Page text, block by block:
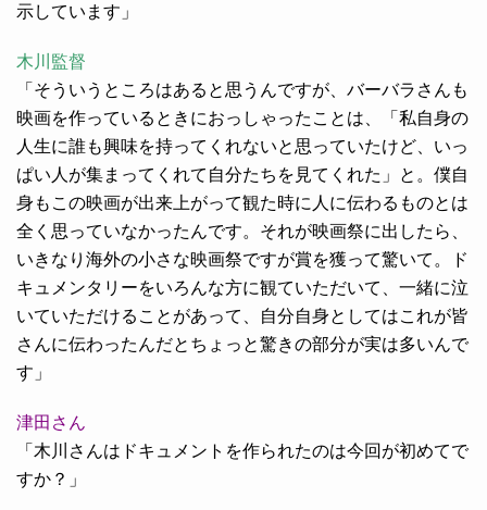
示しています」
木川監督
「そういうところはあると思うんですが、バーバラさんも
映画を作っているときにおっしゃったことは、「私自身の
人生に誰も興味を持ってくれないと思っていたけど、いっ
ぱい人が集まってくれて自分たちを見てくれた」と。僕自
身もこの映画が出来上がって観た時に人に伝わるものとは
全く思っていなかったんです。それが映画祭に出したら、
いきなり海外の小さな映画祭ですが賞を獲って驚いて。ド
キュメンタリーをいろんな方に観ていただいて、一緒に泣
いていただけることがあって、自分自身としてはこれが皆
さんに伝わったんだとちょっと驚きの部分が実は多いんで
す」
津田さん
「木川さんはドキュメントを作られたのは今回が初めてで
すか？」